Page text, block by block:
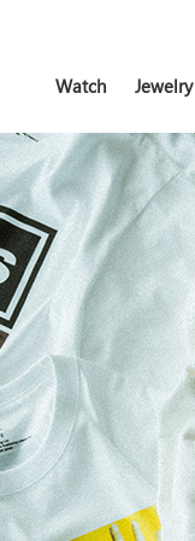
Watch Jewelry